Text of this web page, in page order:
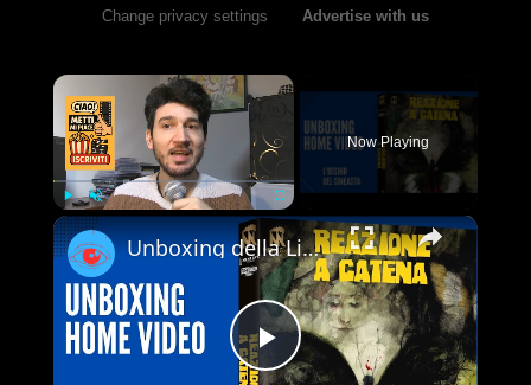
Change privacy settings Advertise with us
×
Play Unmute Fullscreen
Now Playing
×
Play
Unboxing della Limited Edition 4K UHD + Blu-ray di Reazione a Catena - Vale la pena acquistarla?